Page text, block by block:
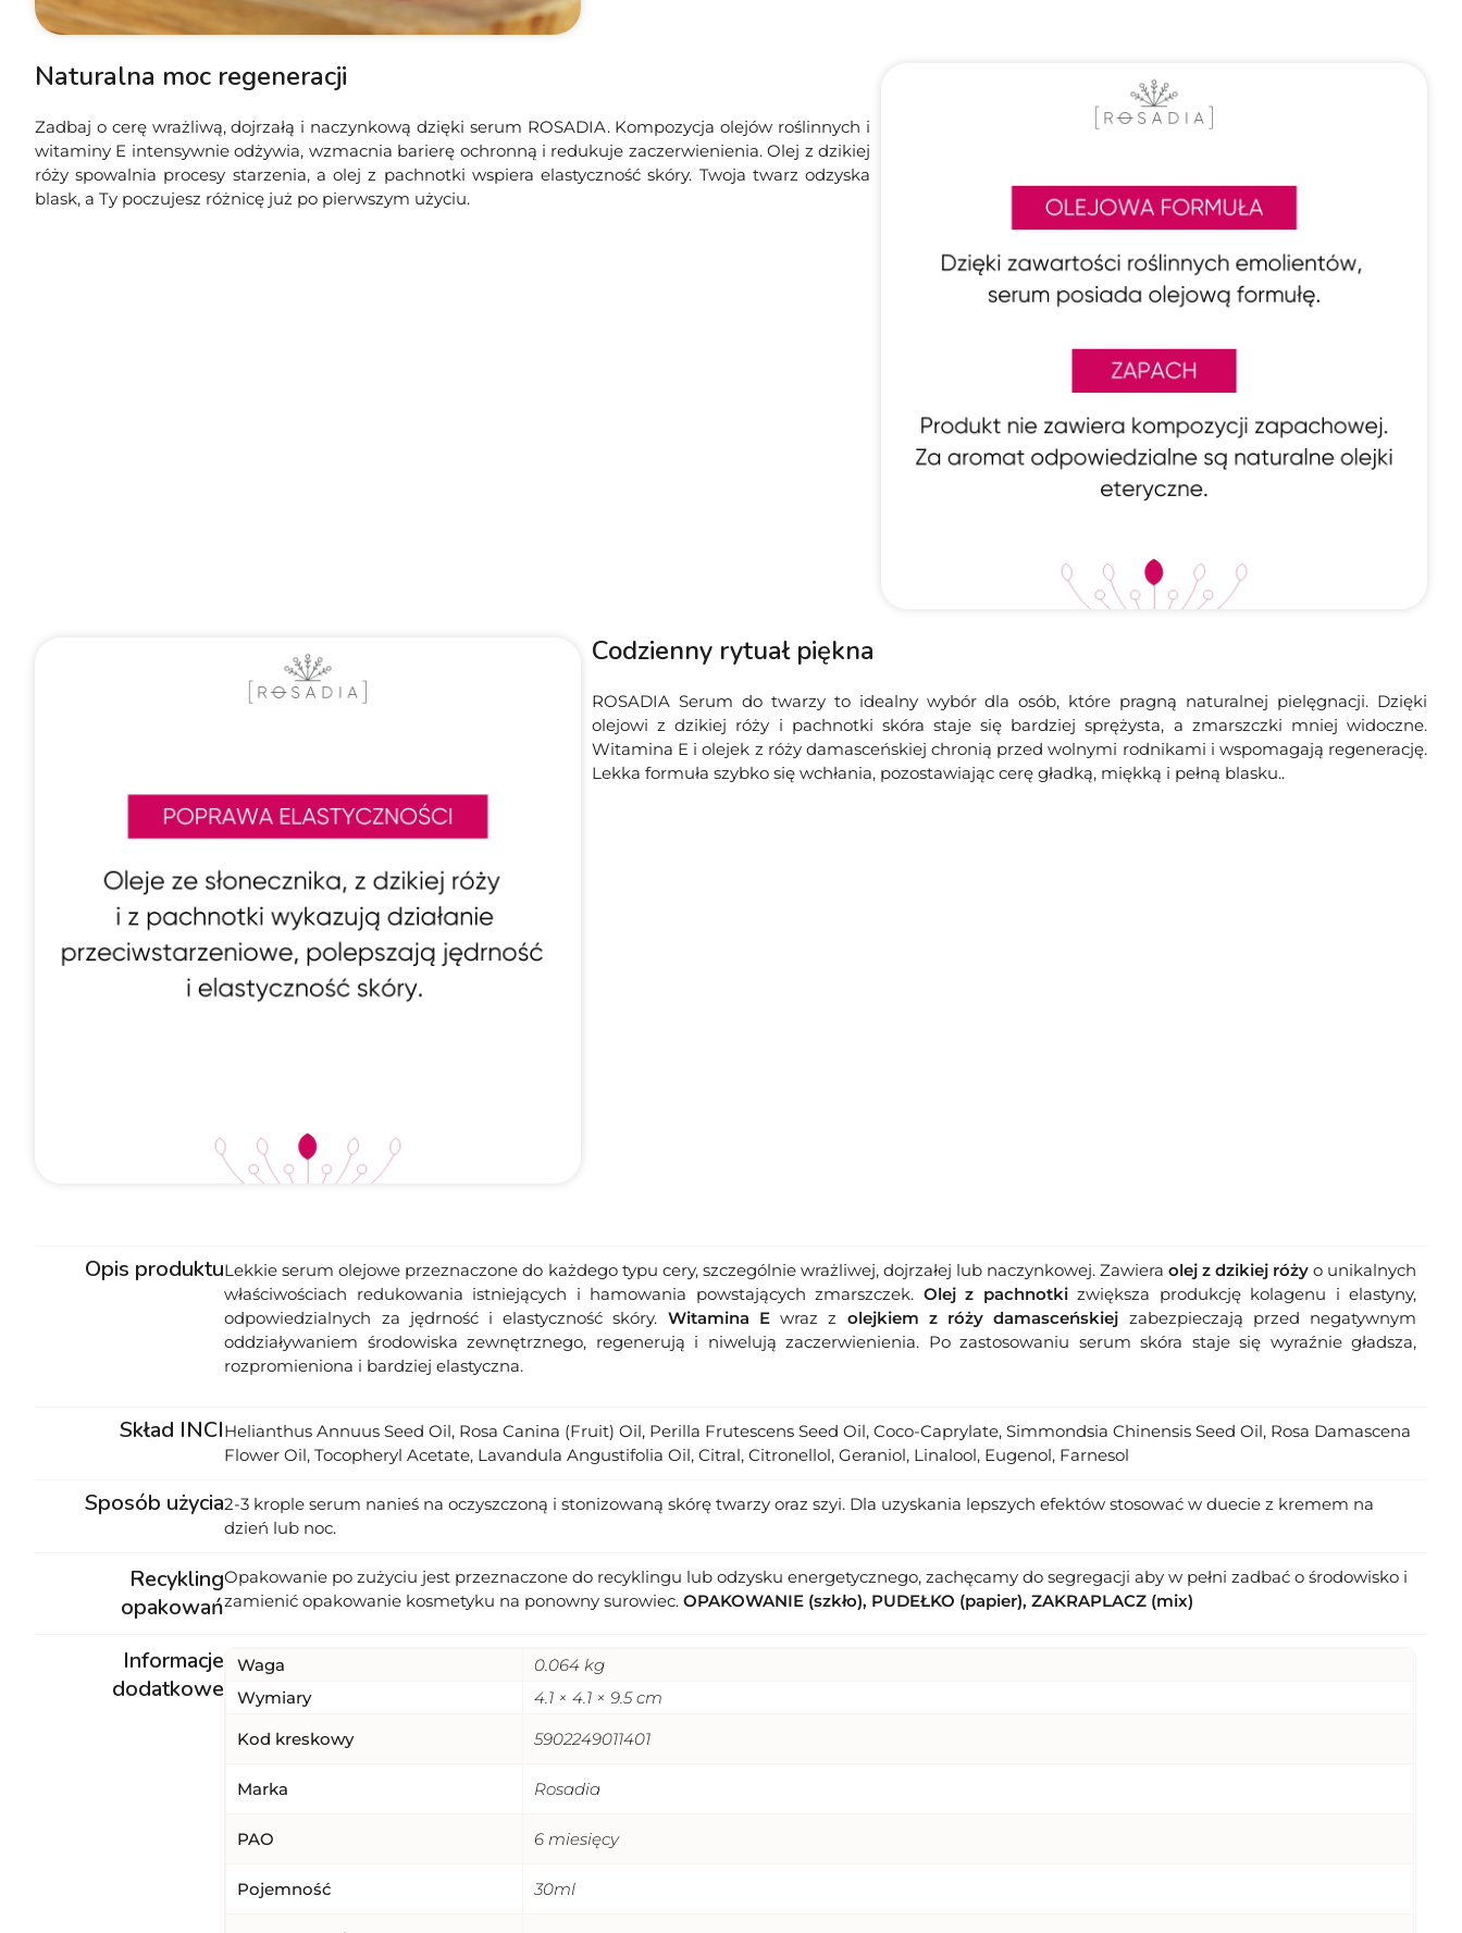
Naturalna moc regeneracji
Zadbaj o cerę wrażliwą, dojrzałą i naczynkową dzięki serum ROSADIA. Kompozycja olejów roślinnych i
witaminy E intensywnie odżywia, wzmacnia barierę ochronną i redukuje zaczerwienienia. Olej z dzikiej
róży spowalnia procesy starzenia, a olej z pachnotki wspiera elastyczność skóry. Twoja twarz odzyska
blask, a Ty poczujesz różnicę już po pierwszym użyciu.
Codzienny rytuał piękna
ROSADIA Serum do twarzy to idealny wybór dla osób, które pragną naturalnej pielęgnacji. Dzięki
olejowi z dzikiej róży i pachnotki skóra staje się bardziej sprężysta, a zmarszczki mniej widoczne.
Witamina E i olejek z róży damasceńskiej chronią przed wolnymi rodnikami i wspomagają regenerację.
Lekka formuła szybko się wchłania, pozostawiając cerę gładką, miękką i pełną blasku..
Opis produktuLekkie serum olejowe przeznaczone do każdego typu cery, szczególnie wrażliwej, dojrzałej lub naczynkowej. Zawiera olej z dzikiej różyo unikalnych
właściwościach redukowania istniejących i hamowania powstających zmarszczek. Olej z pachnotkizwiększa produkcję kolagenu i elastyny,
odpowiedzialnych za jędrność i elastyczność skóry. Witamina Ewraz z olejkiem z róży damasceńskiej zabezpieczają przed negatywnym
oddziaływaniem środowiska zewnętrznego, regenerują i niwelują zaczerwienienia. Po zastosowaniu serum skóra staje się wyraźnie gładsza,
rozpromieniona i bardziej elastyczna.
Skład INCIHelianthus Annuus Seed Oil, Rosa Canina (Fruit) Oil, Perilla Frutescens Seed Oil, Coco-Caprylate, Simmondsia Chinensis Seed Oil, Rosa Damascena
Flower Oil, Tocopheryl Acetate, Lavandula Angustifolia Oil, Citral, Citronellol, Geraniol, Linalool, Eugenol, Farnesol
Sposób użycia2-3 krople serum nanieś na oczyszczoną i stonizowaną skórę twarzy oraz szyi. Dla uzyskania lepszych efektów stosować w duecie z kremem na
dzień lub noc.
Recykling
opakowań
Opakowanie po zużyciu jest przeznaczone do recyklingu lub odzysku energetycznego, zachęcamy do segregacji aby w pełni zadbać o środowisko i
zamienić opakowanie kosmetyku na ponowny surowiec.OPAKOWANIE (szkło), PUDEŁKO (papier), ZAKRAPLACZ (mix)
Informacje
dodatkowe
Waga
0.064 kg
Wymiary
4.1 × 4.1 × 9.5 cm
Kod kreskowy
5902249011401
Marka Rosadia
PAO 6 miesięcy
Pojemność 30ml